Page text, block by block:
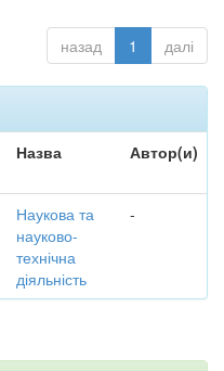
назад 1 далі
Назва Автор(и)
Наукова та
науково-
технічна
діяльність
-